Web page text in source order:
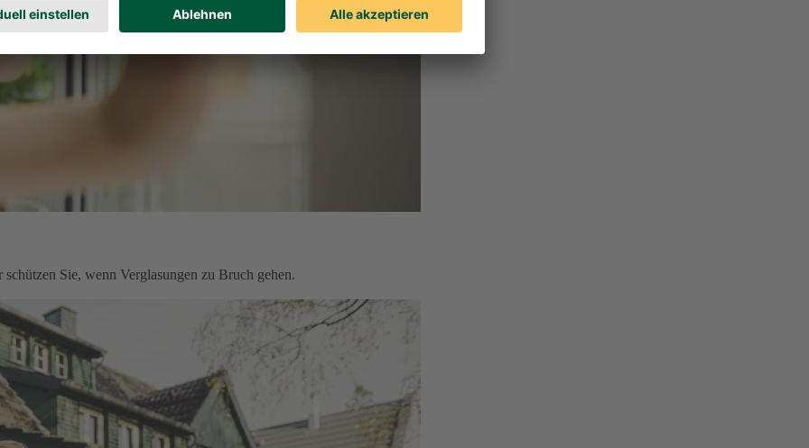
Sie, wenn Verglasungen zu Bruch gehen.